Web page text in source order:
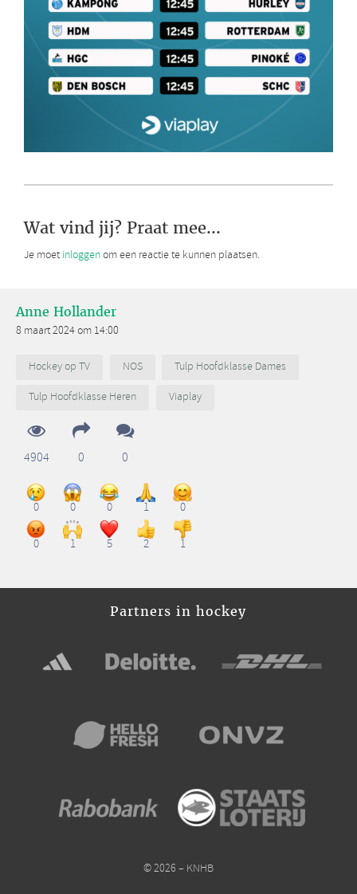
Wat vind jij? Praat mee...
Je moet inloggenom een reactie te kunnen plaatsen.
Anne Hollander
8 maart 2024 om 14:00
Hockey op TV NOS
Tulp Hoofdklasse Dames
Tulp Hoofdklasse Heren
Viaplay
4904 0 0
0 0 0 1 0
0 1 5 2 1
Partners in hockey
© 2026 – KNHB